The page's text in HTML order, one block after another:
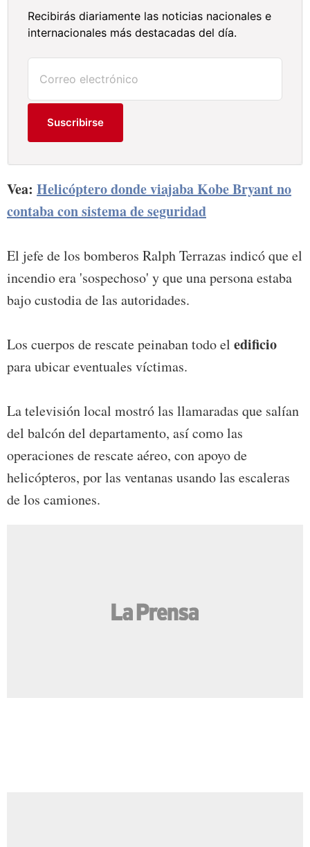
Recibirás diariamente las noticias nacionales e
internacionales más destacadas del día.
Suscribirse
Vea: Helicóptero donde viajaba Kobe Bryant no
contaba con sistema de seguridad
El jefe de los bomberos Ralph Terrazas indicó que el
incendio era 'sospechoso' y que una persona estaba
bajo custodia de las autoridades.
Los cuerpos de rescate peinaban todo el edificio
para ubicar eventuales víctimas.
La televisión local mostró las llamaradas que salían
del balcón del departamento, así como las
operaciones de rescate aéreo, con apoyo de
helicópteros, por las ventanas usando las escaleras
de los camiones.